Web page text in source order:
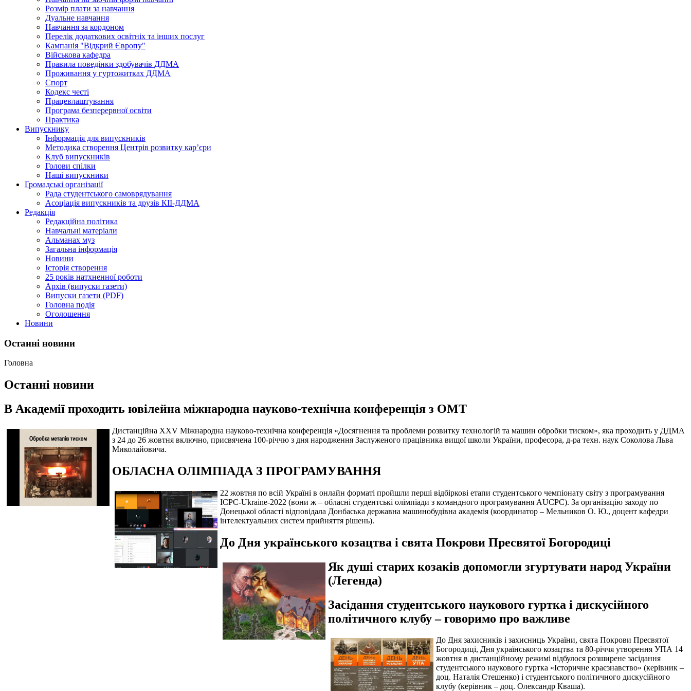
Розмір плати за навчання
Дуальне навчання
Навчання за кордоном
Перелік додаткових освітніх та інших послуг
Кампанія "Відкрий Європу"
Військова кафедра
Правила поведінки здобувачів ДДМА
Проживання у гуртожитках ДДМА
Спорт
Кодекс честі
Працевлаштування
Програма безперервної освіти
Практика
Випускнику
Інформація для випускників
Методика створення Центрів розвитку кар’єри
Клуб випускників
Голови спілки
Наші випускники
Громадські організації
Рада студентського самоврядування
Асоціація випускників та друзів КІІ-ДДМА
Редакція
Редакційна політика
Навчальні матеріали
Альманах муз
Загальна інформація
Новини
Історія створення
25 років натхненної роботи
Архів (випуски газети)
Випуски газети (PDF)
Головна подія
Оголошення
Новини
Останні новини
Головна
Останні новини
В Академії проходить ювілейна міжнародна науково-технічна конференція з ОМТ
Дистанційна XXV Міжнародна науково-технічна конференція «Досягнення та проблеми розвитку технологій та машин обробки тиском», яка проходить у ДДМА
з 24 до 26 жовтня включно, присвячена 100-річчю з дня народження Заслуженого працівника вищої школи України, професора, д-ра техн. наук Соколова Льва
Миколайовича.
ОБЛАСНА ОЛІМПІАДА З ПРОГРАМУВАННЯ
22 жовтня по всій Україні в онлайн форматі пройшли перші відбіркові етапи студентського чемпіонату світу з програмування
ICPC-Ukraine-2022 (вони ж – обласні студентські олімпіади з командного програмування AUCPC). За організацію заходу по
Донецької області відповідала Донбаська державна машинобудівна академія (координатор – Мельников О. Ю., доцент кафедри
інтелектуальних систем прийняття рішень).
До Дня українського козацтва і свята Покрови Пресвятої Богородиці
Як душі старих козаків допомогли згуртувати народ України
(Легенда)
Засідання студентського наукового гуртка і дискусійного
політичного клубу – говоримо про важливе
До Дня захисників і захисниць України, свята Покрови Пресвятої
Богородиці, Дня українського козацтва та 80-річчя утворення УПА 14
жовтня в дистанційному режимі відбулося розширене засідання
студентського наукового гуртка «Історичне краєзнавство» (керівник –
доц. Наталія Стешенко) і студентського політичного дискусійного
клубу (керівник – доц. Олександр Кваша).